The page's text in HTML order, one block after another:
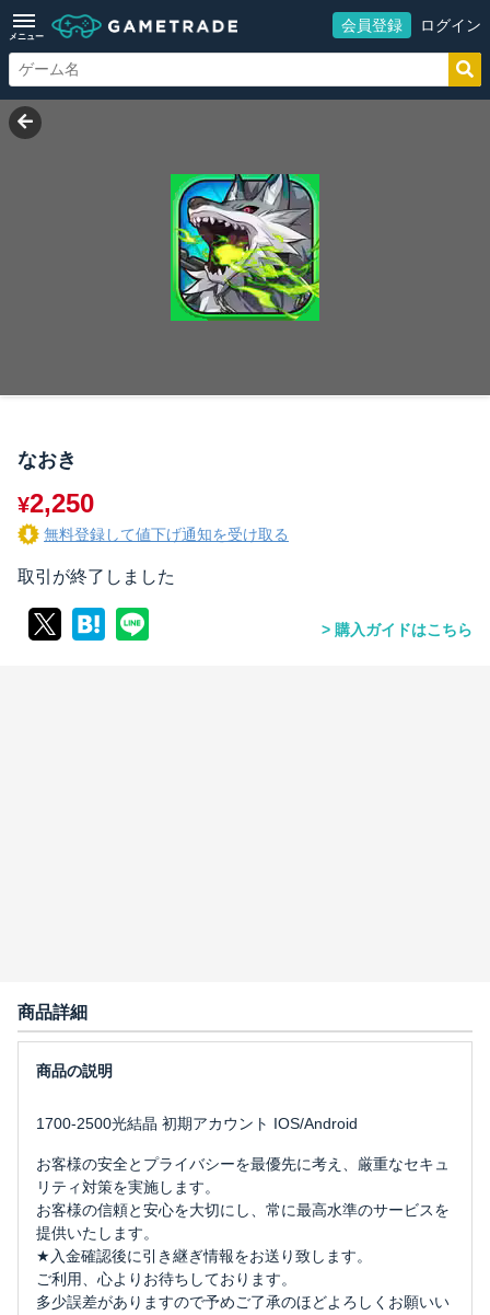
メニュー
会員登録 ログイン
なおき
¥2,250
無料登録して値下げ通知を受け取る
取引が終了しました
購入ガイドはこちら
商品詳細
1700-2500光結晶 初期アカウント IOS/Android
お客様の安全とプライバシーを最優先に考え、厳重なセキュ
リティ対策を実施します。
お客様の信頼と安心を大切にし、常に最高水準のサービスを
提供いたします。
★入金確認後に引き継ぎ情報をお送り致します。
ご利用、心よりお待ちしております。
多少誤差がありますので予めご了承のほどよろしくお願いい